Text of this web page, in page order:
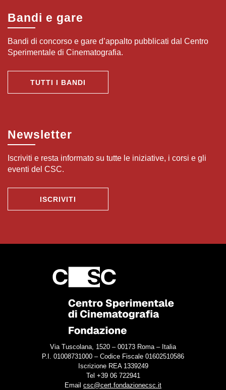
Bandi e gare
Bandi di concorso e gare d’appalto pubblicati dal Centro
Sperimentale di Cinematografia.
TUTTI I BANDI
Newsletter
Iscriviti e resta informato su tutte le iniziative, i corsi e gli
eventi del CSC.
ISCRIVITI
Via Tuscolana, 1520 – 00173 Roma – Italia
P.I. 01008731000 – Codice Fiscale 01602510586
Iscrizione REA 1339249
Tel +39 06 722941
Email csc@cert.fondazionecsc.it